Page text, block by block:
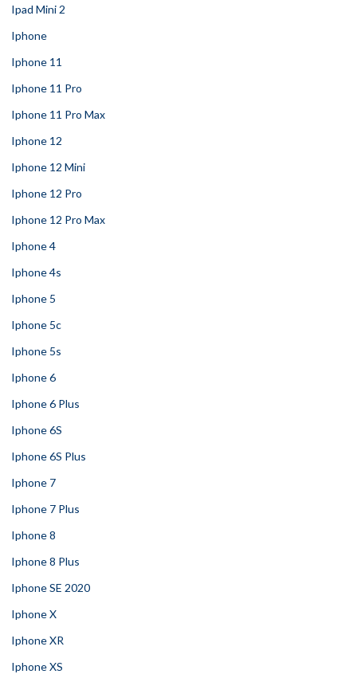
Ipad Mini 2
Iphone
Iphone 11
Iphone 11 Pro
Iphone 11 Pro Max
Iphone 12
Iphone 12 Mini
Iphone 12 Pro
Iphone 12 Pro Max
Iphone 4
Iphone 4s
Iphone 5
Iphone 5c
Iphone 5s
Iphone 6
Iphone 6 Plus
Iphone 6S
Iphone 6S Plus
Iphone 7
Iphone 7 Plus
Iphone 8
Iphone 8 Plus
Iphone SE 2020
Iphone X
Iphone XR
Iphone XS